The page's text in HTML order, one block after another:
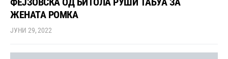
ЖЕНАТА РОМКА
ЈУНИ 29, 2022